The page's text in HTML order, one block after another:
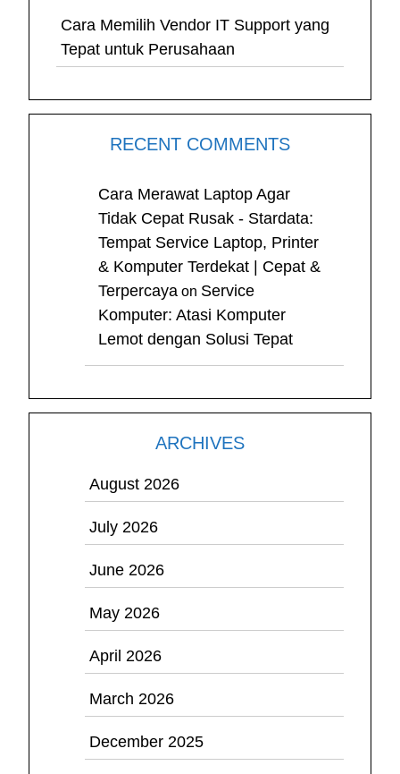
Cara Memilih Vendor IT Support yang
Tepat untuk Perusahaan
RECENT COMMENTS
Cara Merawat Laptop Agar
Tidak Cepat Rusak - Stardata:
Tempat Service Laptop, Printer
& Komputer Terdekat | Cepat &
Terpercaya on Service
Komputer: Atasi Komputer
Lemot dengan Solusi Tepat
ARCHIVES
August 2026
July 2026
June 2026
May 2026
April 2026
March 2026
December 2025